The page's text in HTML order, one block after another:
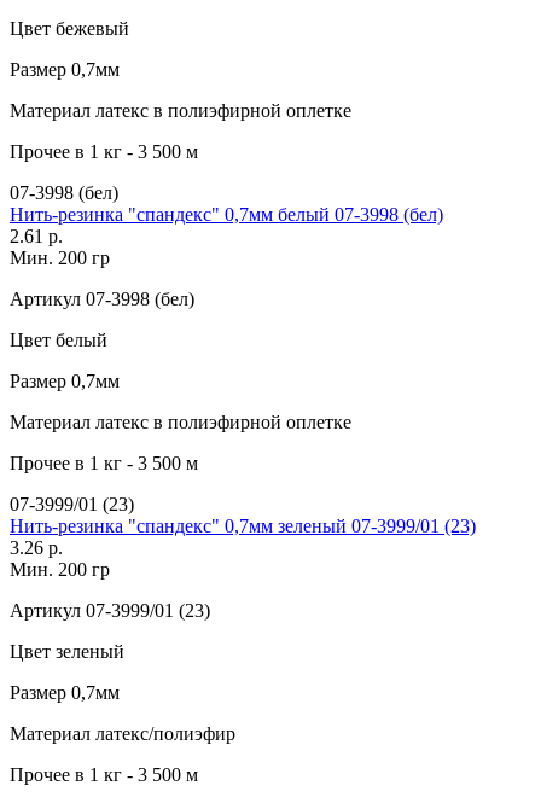
Цвет бежевый
Размер 0,7мм
Материал латекс в полиэфирной оплетке
Прочее в 1 кг - 3 500 м
07-3998 (бел)
Нить-резинка "спандекс" 0,7мм белый 07-3998 (бел)
2.61 р.
Мин. 200 гр
Артикул 07-3998 (бел)
Цвет белый
Размер 0,7мм
Материал латекс в полиэфирной оплетке
Прочее в 1 кг - 3 500 м
07-3999/01 (23)
Нить-резинка "спандекс" 0,7мм зеленый 07-3999/01 (23)
3.26 р.
Мин. 200 гр
Артикул 07-3999/01 (23)
Цвет зеленый
Размер 0,7мм
Материал латекс/полиэфир
Прочее в 1 кг - 3 500 м